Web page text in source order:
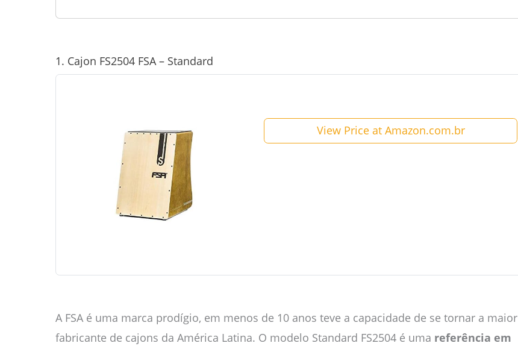
1. Cajon FS2504 FSA – Standard
View Price at Amazon.com.br
A FSA é uma marca prodígio, em menos de 10 anos teve a capacidade de se tornar a maior
fabricante de cajons da América Latina. O modelo Standard FS2504 é uma referência em